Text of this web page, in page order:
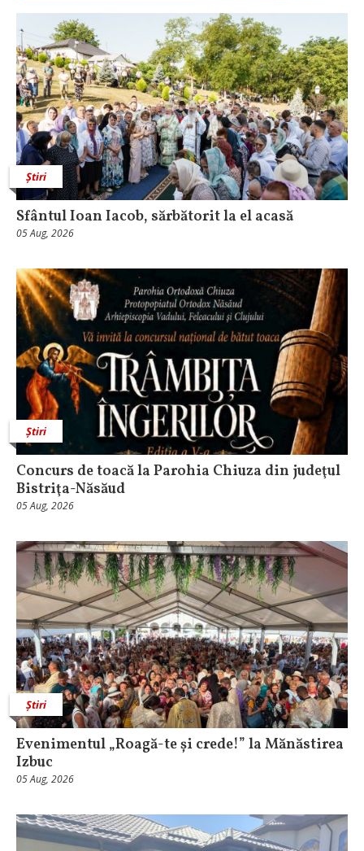
Știri
Sfântul Ioan Iacob, sărbătorit la el acasă
05 Aug, 2026
Știri
​Concurs de toacă la Parohia Chiuza din judeţul
Bistriţa-Năsăud
05 Aug, 2026
Știri
Evenimentul „Roagă-te și crede!” la Mănăstirea
Izbuc
05 Aug, 2026